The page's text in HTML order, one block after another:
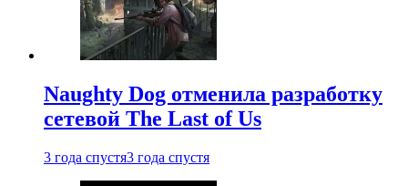
Naughty Dog отменила разработку
сетевой The Last of Us
3 года спустя3 года спустя